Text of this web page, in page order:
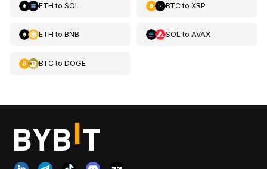
ETH to SOL BTCto XRP
ETH to BNB SOL to AVAX
BTCto DOGE